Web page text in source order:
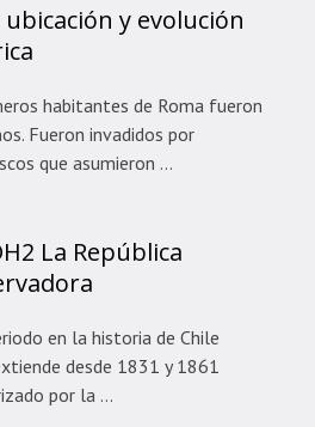
ubicación y evolución
habitantes de Roma fueron
Fueron invadidos por
que asumieron …
La República
en la historia de Chile
desde 1831 y 1861
por la …